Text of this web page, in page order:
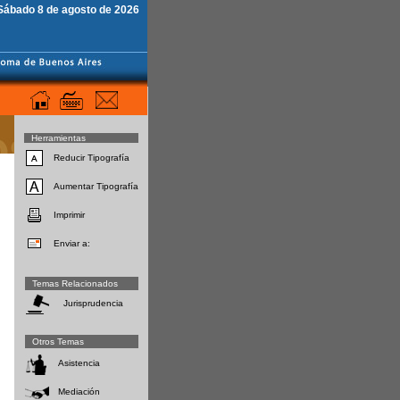
8 de agosto de 2026
Herramientas
Reducir Tipografía
Aumentar Tipografía
Imprimir
Enviar a:
Temas Relacionados
Jurisprudencia
Otros Temas
Asistencia
Mediación